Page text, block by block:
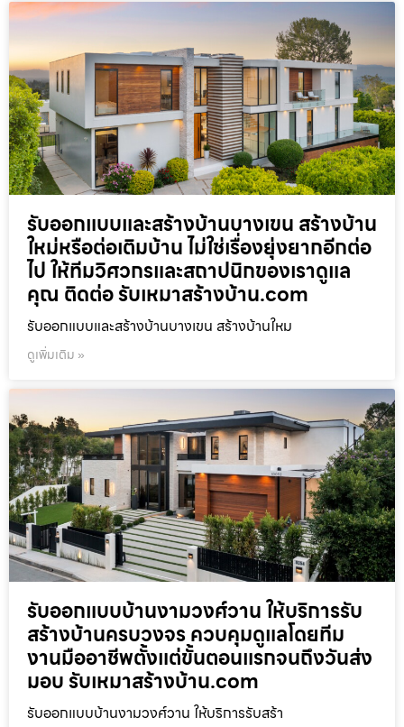
รับออกแบบและสร้างบ้านบางเขน สร้างบ้าน
ใหม่หรือต่อเติมบ้าน ไม่ใช่เรื่องยุ่งยากอีกต่อ
ไป ให้ทีมวิศวกรและสถาปนิกของเราดูแล
คุณ ติดต่อ รับเหมาสร้างบ้าน.com
รับออกแบบและสร้างบ้านบางเขน สร้างบ้านใหม
ดูเพิ่มเติม »
รับออกแบบบ้านงามวงศ์วาน ให้บริการรับ
สร้างบ้านครบวงจร ควบคุมดูแลโดยทีม
งานมืออาชีพตั้งแต่ขั้นตอนแรกจนถึงวันส่ง
มอบ รับเหมาสร้างบ้าน.com
รับออกแบบบ้านงามวงศ์วาน ให้บริการรับสร้า